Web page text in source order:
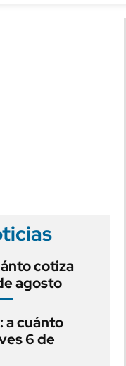
cotiza
agosto
a cuánto
6 de